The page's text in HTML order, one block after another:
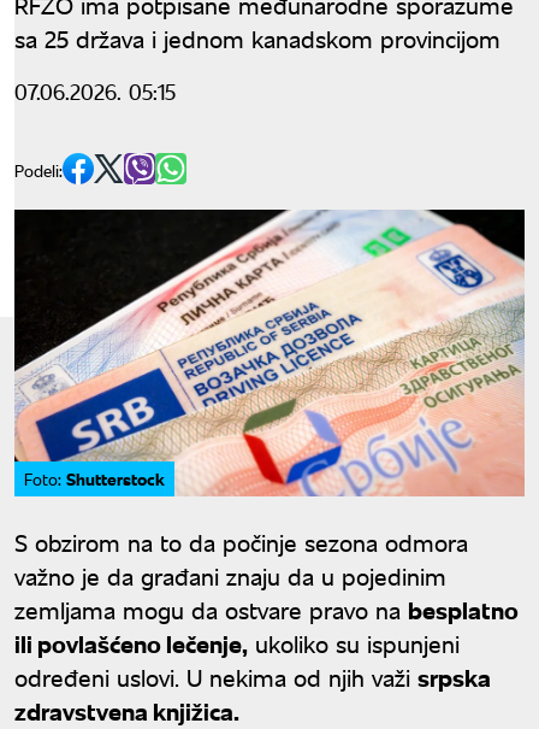
sa 25 država i jednom kanadskom provincijom
07.06.2026. 05:15
Podeli:
Foto: Shutterstock
S obzirom na to da počinje sezona odmora
važno je da građani znaju da u pojedinim
zemljama mogu da ostvare pravo na besplatno
ili povlašćeno lečenje, ukoliko su ispunjeni
određeni uslovi. U nekima od njih važi srpska
zdravstvena knjižica.